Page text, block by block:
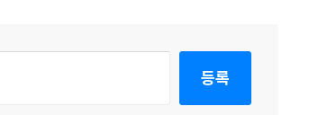
등록